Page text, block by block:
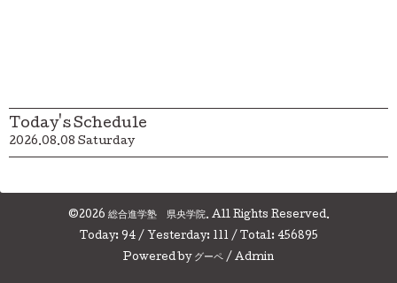
Today's Schedule
2026.08.08 Saturday
©2026 総合進学塾 県央学院. All Rights Reserved.
Today: 94/ Yesterday: 111/ Total: 456895
Powered by グーペ / Admin